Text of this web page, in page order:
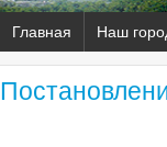
Главная Наш